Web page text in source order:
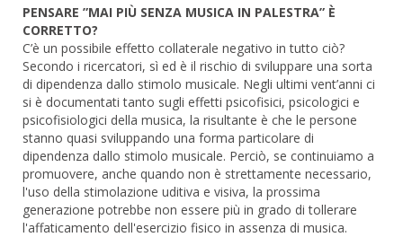
PENSARE ”MAI PIÙ SENZA MUSICA IN PALESTRA” È
CORRETTO?
C’è un possibile effetto collaterale negativo in tutto ciò?
Secondo i ricercatori, sì ed è il rischio di sviluppare una sorta
di dipendenza dallo stimolo musicale. Negli ultimi vent’anni ci
si è documentati tanto sugli effetti psicofisici, psicologici e
psicofisiologici della musica, la risultante è che le persone
stanno quasi sviluppando una forma particolare di
dipendenza dallo stimolo musicale. Perciò, se continuiamo a
promuovere, anche quando non è strettamente necessario,
l'uso della stimolazione uditiva e visiva, la prossima
generazione potrebbe non essere più in grado di tollerare
l'affaticamento dell'esercizio fisico in assenza di musica.